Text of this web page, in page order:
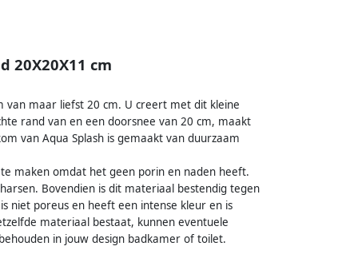
20X20X11 cm
van maar liefst 20 cm. U creert met dit kleine
rand van en een doorsnee van 20 cm, maakt
van Aqua Splash is gemaakt van duurzaam
maken omdat het geen porin en naden heeft.
Bovendien is dit materiaal bestendig tegen
niet poreus en heeft een intense kleur en is
materiaal bestaat, kunnen eventuele
in jouw design badkamer of toilet.